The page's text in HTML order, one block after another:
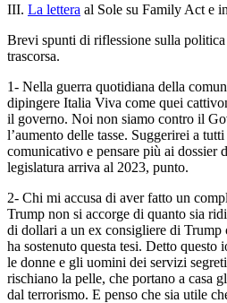
III. La lettera al Sole su Family Act e
Brevi spunti di riflessione sulla politica
trascorsa.
1- Nella guerra quotidiana della
dipingere Italia Viva come quei
il governo. Noi non siamo contro il
l’aumento delle tasse. Suggerirei a
comunicativo e pensare più ai dossier
legislatura arriva al 2023, punto.
2- Chi mi accusa di aver fatto un
Trump non si accorge di quanto sia
di dollari a un ex consigliere di Trump
ha sostenuto questa tesi. Detto questo
le donne e gli uomini dei servizi
rischiano la pelle, che portano a casa
dal terrorismo. E penso che sia utile